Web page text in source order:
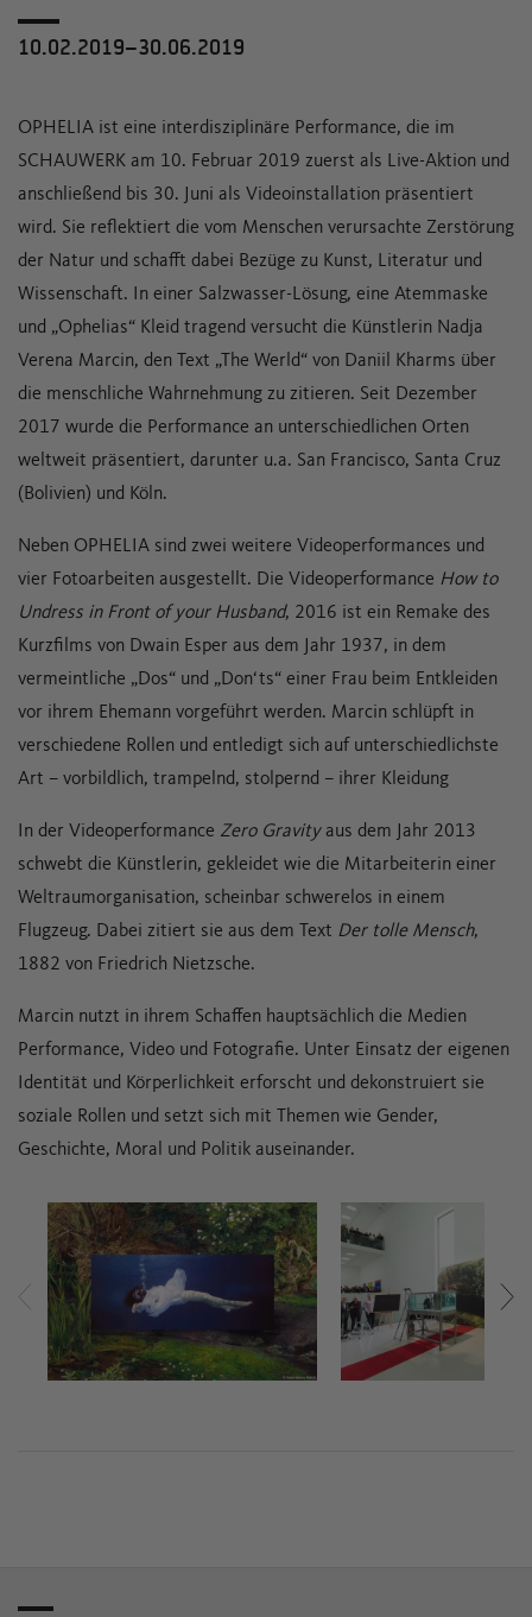
10.02.2019–30.06.2019
OPHELIA ist eine interdisziplinäre Performance, die im
SCHAUWERK am 10. Februar 2019 zuerst als Live-Aktion und
anschließend bis 30. Juni als Videoinstallation präsentiert
wird. Sie reflektiert die vom Menschen verursachte Zerstörung
der Natur und schafft dabei Bezüge zu Kunst, Literatur und
Wissenschaft. In einer Salzwasser-Lösung, eine Atemmaske
und „Ophelias“ Kleid tragend versucht die Künstlerin Nadja
Verena Marcin, den Text „The Werld“ von Daniil Kharms über
die menschliche Wahrnehmung zu zitieren. Seit Dezember
2017 wurde die Performance an unterschiedlichen Orten
weltweit präsentiert, darunter u.a. San Francisco, Santa Cruz
(Bolivien) und Köln.
Neben OPHELIA sind zwei weitere Videoperformances und
vier Fotoarbeiten ausgestellt. Die Videoperformance How to
Undress in Front of your Husband, 2016 ist ein Remake des
Kurzfilms von Dwain Esper aus dem Jahr 1937, in dem
vermeintliche „Dos“ und „Don‘ts“ einer Frau beim Entkleiden
vor ihrem Ehemann vorgeführt werden. Marcin schlüpft in
verschiedene Rollen und entledigt sich auf unterschiedlichste
Art – vorbildlich, trampelnd, stolpernd – ihrer Kleidung
In der Videoperformance Zero Gravityaus dem Jahr 2013
schwebt die Künstlerin, gekleidet wie die Mitarbeiterin einer
Weltraumorganisation, scheinbar schwerelos in einem
Flugzeug. Dabei zitiert sie aus dem Text Der tolle Mensch,
1882 von Friedrich Nietzsche.
Marcin nutzt in ihrem Schaffen hauptsächlich die Medien
Performance, Video und Fotografie. Unter Einsatz der eigenen
Identität und Körperlichkeit erforscht und dekonstruiert sie
soziale Rollen und setzt sich mit Themen wie Gender,
Geschichte, Moral und Politik auseinander.